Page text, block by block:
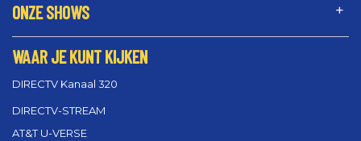
ONZE SHOWS
WAAR JE KUNT KIJKEN
DIRECTV Kanaal 320
DIRECTV-STREAM
AT&T U-VERSE